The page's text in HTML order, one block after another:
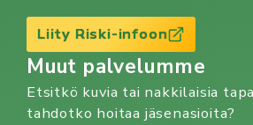
Liity Riski-infoon
Muut palvelumme
Etsitkö kuvia tai nakkilaisia
tahdotko hoitaa jäsenasioita?